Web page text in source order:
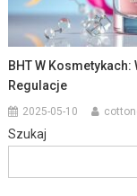
BHT W
Regulacje
2025-05-10
Szukaj